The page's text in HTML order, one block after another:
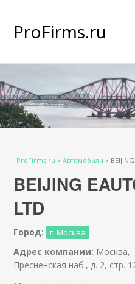
ProFirms.ru
Вы здесь
ProFirms.ru » Автомобили »
BEIJING
LTD
Город: г. Москва
Адрес компании: Москва,
Пресненская наб., д. 2, стр.